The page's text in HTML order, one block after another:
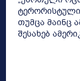
თუმცა მაინც
შესახებ